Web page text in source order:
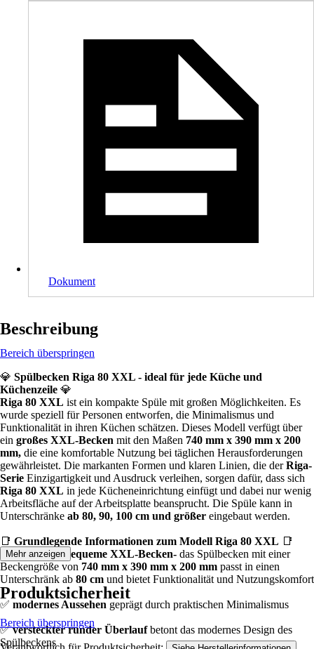
Dokument
Beschreibung
Bereich überspringen
💎 Spülbecken Riga 80 XXL - ideal für jede Küche und
Küchenzeile 💎
Riga 80 XXL ist ein kompakte Spüle mit großen Möglichkeiten. Es
wurde speziell für Personen entworfen, die Minimalismus und
Funktionalität in ihren Küchen schätzen. Dieses Modell verfügt über
ein großes XXL-Becken mit den Maßen 740 mm x 390 mm x 200
mm, die eine komfortable Nutzung bei täglichen Herausforderungen
gewährleistet. Die markanten Formen und klaren Linien, die derRiga-
Serie Einzigartigkeit und Ausdruck verleihen, sorgen dafür, dass sich
Riga 80 XXL in jede Kücheneinrichtung einfügt und dabei nur wenig
Arbeitsfläche auf der Arbeitsplatte beansprucht. Die Spüle kann in
Unterschränke ab 80, 90, 100 cm und größer eingebaut werden.
📑 Grundlegende Informationen zum Modell Riga 80 XXL 📑
✅große und bequeme XXL-Becken- das Spülbecken mit einer
Beckengröße von 740 mm x 390 mm x 200 mm passt in einen
Unterschränk ab 80 cm und bietet Funktionalität und Nutzungskomfort
✅ modernes Aussehen geprägt durch praktischen Minimalismus
✅versteckter runder Überlaufbetont das modernes Design des
Spülbeckens
Mehr anzeigen
Produktsicherheit
Bereich überspringen